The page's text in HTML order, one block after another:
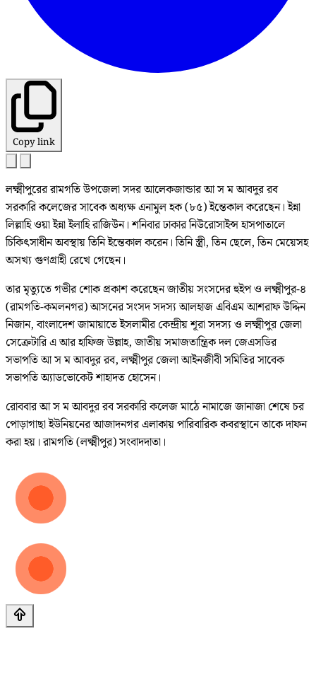
Copy link
লক্ষ্মীপুরের রামগতি উপজেলা সদর আলেকজান্ডার আ স ম আবদুর রব
সরকারি কলেজের সাবেক অধ্যক্ষ এনামুল হক (৮৫) ইন্তেকাল করেছেন। ইন্না
লিল্লাহি ওয়া ইন্না ইলাহি রাজিউন। শনিবার ঢাকার নিউরোসাইন্স হাসপাতালে
চিকিৎসাধীন অবস্থায় তিনি ইন্তেকাল করেন। তিনি স্ত্রী, তিন ছেলে, তিন মেয়েসহ
অসখ্য গুণগ্রাহী রেখে গেছেন।
তার মৃত্যুতে গভীর শোক প্রকাশ করেছেন জাতীয় সংসদের হুইপ ও লক্ষ্মীপুর-৪
(রামগতি-কমলনগর) আসনের সংসদ সদস্য আলহাজ এবিএম আশরাফ উদ্দিন
নিজান, বাংলাদেশ জামায়াতে ইসলামীর কেন্দ্রীয় শূরা সদস্য ও লক্ষ্মীপুর জেলা
সেক্রেটারি এ আর হাফিজ উল্লাহ, জাতীয় সমাজতান্ত্রিক দল জেএসডির
সভাপতি আ স ম আবদুর রব, লক্ষ্মীপুর জেলা আইনজীবী সমিতির সাবেক
সভাপতি অ্যাডভোকেট শাহাদত হোসেন।
রোববার আ স ম আবদুর রব সরকারি কলেজ মাঠে নামাজে জানাজা শেষে চর
পোড়াগাছা ইউনিয়নের আজাদনগর এলাকায় পারিবারিক কবরস্থানে তাকে দাফন
করা হয়। রামগতি (লক্ষ্মীপুর) সংবাদদাতা।